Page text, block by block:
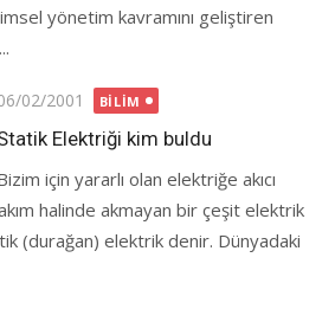
yönetim kavramını geliştiren
on
02/2001 BILIM
Elektriği kim buldu
için yararlı olan elektriğe akıcı
halinde akmayan bir çeşit elektrik
(durağan) elektrik denir. Dünyadaki